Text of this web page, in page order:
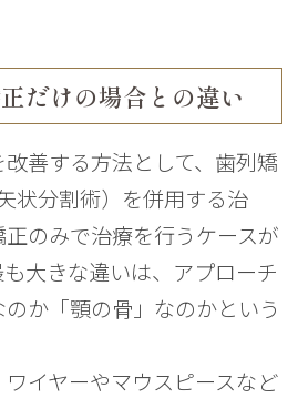
だけの場合との違い
善する方法として、歯列矯
状分割術）を併用する治
のみで治療を行うケースが
大きな違いは、アプローチ
か「顎の骨」なのかという
イヤーやマウスピースなど